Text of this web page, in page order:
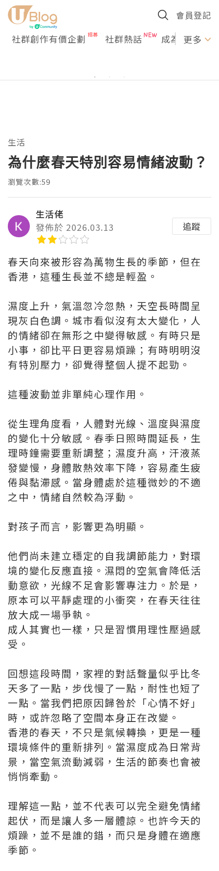
會員登記
社群創作有價企劃 社群熱話 成為U更多
生活
為什麼春天特別容易情緒波動？
瀏覽次數:59
生活佬
發佈於 2026.03.13
追蹤
春天向來被形容為萬物生長的季節，但在
香港，這種生長並不總是輕盈。
濕度上升，氣溫忽冷忽熱，天空長時間呈
現灰白色調。城市看似沒有太大變化，人
的情緒卻在無形之中變得敏感。有時只是
小事，卻比平日更容易煩躁；有時明明沒
有特別壓力，卻覺得整個人提不起勁。
這種波動並非單純心理作用。
從生理角度看，人體對光線、溫度與濕度
的變化十分敏感。春季日照時間延長，生
理時鐘需要重新調整；濕度升高，汗液蒸
發變慢，身體散熱效率下降，容易產生疲
倦與黏滯感。當身體處於這種微妙的不適
之中，情緒自然較為浮動。
對孩子而言，影響更為明顯。
他們尚未建立穩定的自我調節能力，對環
境的變化反應直接。濕悶的空氣會降低活
動意欲，光線不足會影響專注力。於是，
原本可以平靜處理的小衝突，在春天往往
放大成一場爭執。
成人其實也一樣，只是習慣用理性壓過感
受。
回想這段時間，家裡的對話聲量似乎比冬
天多了一點，步伐慢了一點，耐性也短了
一點。當我們把原因歸咎於「心情不好」
時，或許忽略了空間本身正在改變。
香港的春天，不只是氣候轉換，更是一種
環境條件的重新排列。當濕度成為日常背
景，當空氣流動減弱，生活的節奏也會被
悄悄牽動。
理解這一點，並不代表可以完全避免情緒
起伏，而是讓人多一層體諒。也許今天的
煩躁，並不是誰的錯，而只是身體在適應
季節。